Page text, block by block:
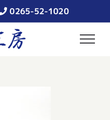
0265-52-1020